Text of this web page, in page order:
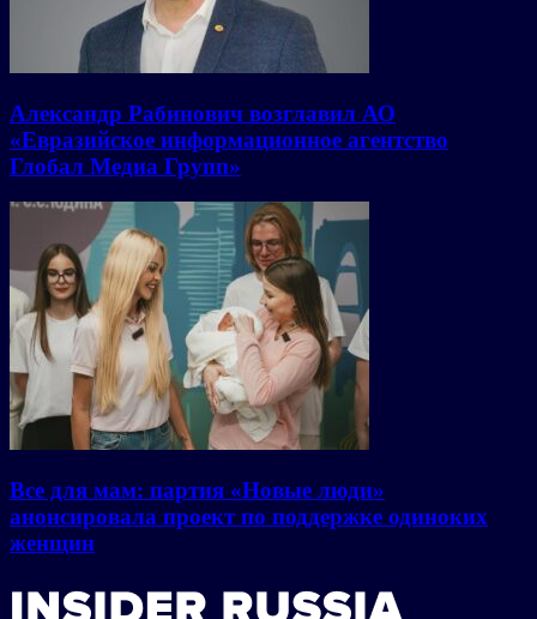
Александр Рабинович возглавил АО
«Евразийское информационное агентство
Глобал Медиа Групп»
Все для мам: партия «Новые люди»
анонсировала проект по поддержке одиноких
женщин